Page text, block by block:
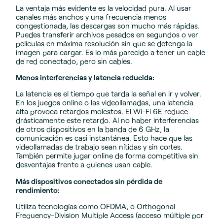
La ventaja más evidente es la velocidad pura. Al usar
canales más anchos y una frecuencia menos
congestionada, las descargas son mucho más rápidas.
Puedes transferir archivos pesados en segundos o ver
películas en máxima resolución sin que se detenga la
imagen para cargar. Es lo más parecido a tener un cable
de red conectado, pero sin cables.
Menos interferencias y latencia reducida:
La latencia es el tiempo que tarda la señal en ir y volver.
En los juegos online o las videollamadas, una latencia
alta provoca retardos molestos. El Wi-Fi 6E reduce
drásticamente este retardo. Al no haber interferencias
de otros dispositivos en la banda de 6 GHz, la
comunicación es casi instantánea. Esto hace que las
videollamadas de trabajo sean nítidas y sin cortes.
También permite jugar online de forma competitiva sin
desventajas frente a quienes usan cable.
Más dispositivos conectados sin pérdida de
rendimiento:
Utiliza tecnologías como OFDMA, o Orthogonal
Frequency-Division Multiple Access (acceso múltiple por